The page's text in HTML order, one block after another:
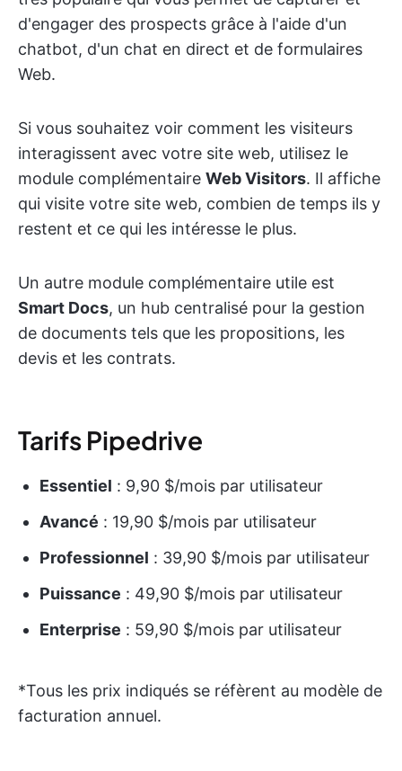
d'engager des prospects grâce à l'aide d'un
chatbot, d'un chat en direct et de formulaires
Web.
Si vous souhaitez voir comment les visiteurs
interagissent avec votre site web, utilisez le
module complémentaire Web Visitors. Il affiche
qui visite votre site web, combien de temps ils y
restent et ce qui les intéresse le plus.
Un autre module complémentaire utile est
Smart Docs, un hub centralisé pour la gestion
de documents tels que les propositions, les
devis et les contrats.
Tarifs Pipedrive
Essentiel : 9,90 $/mois par utilisateur
Avancé : 19,90 $/mois par utilisateur
Professionnel : 39,90 $/mois par utilisateur
Puissance : 49,90 $/mois par utilisateur
Enterprise : 59,90 $/mois par utilisateur
*Tous les prix indiqués se réfèrent au modèle de
facturation annuel.